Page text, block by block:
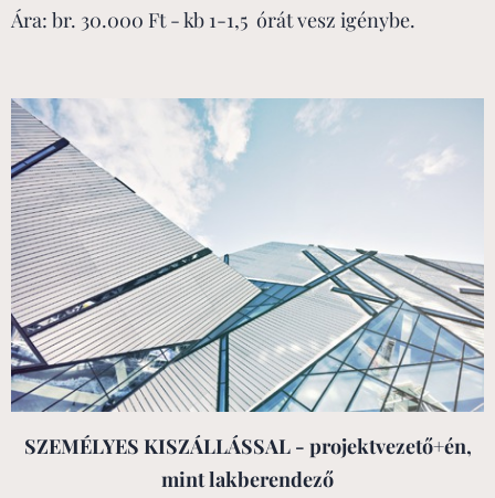
Ára: br. 30.000 Ft - kb 1-1,5 órát vesz igénybe.
SZEMÉLYES KISZÁLLÁSSAL - projektvezető+én,
mint lakberendező